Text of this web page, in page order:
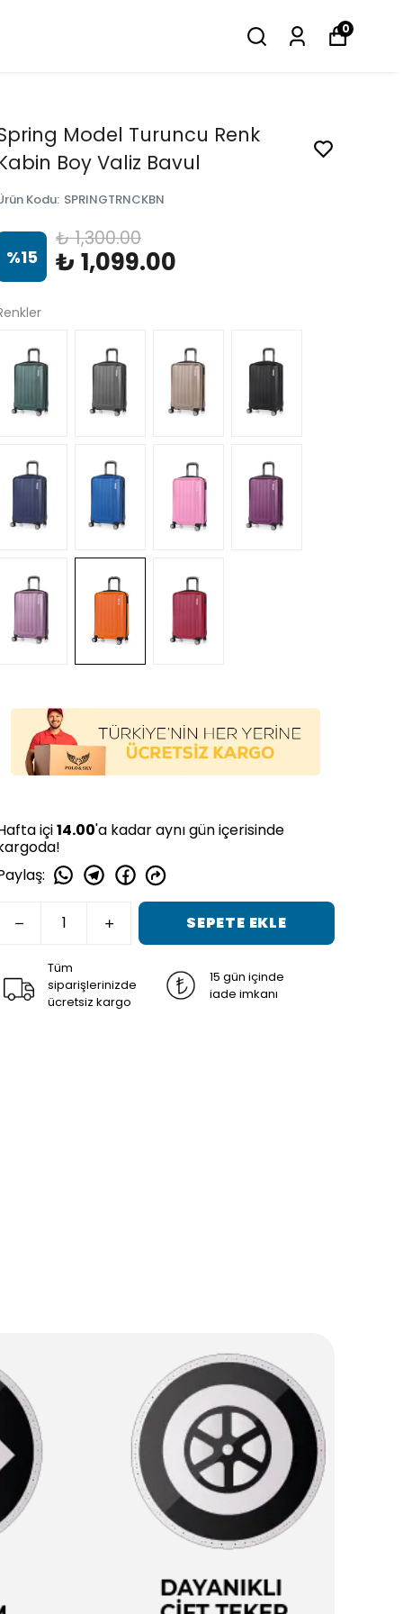
0
Model Turuncu Renk
Boy Valiz Bavul
Kodu: SPRINGTRNCKBN
%15
₺ 1,300.00
₺ 1,099.00
içi14.00'a kadar aynı gün içerisinde
:
SEPETE EKLE
Tüm
siparişlerinizde
ücretsiz kargo
15 gün içinde
iade imkanı